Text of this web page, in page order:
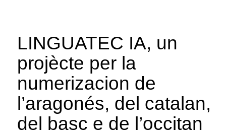
LINGUATEC IA, un
projècte per la
numerizacion de
l’aragonés, del catalan,
del basc e de l’occitan